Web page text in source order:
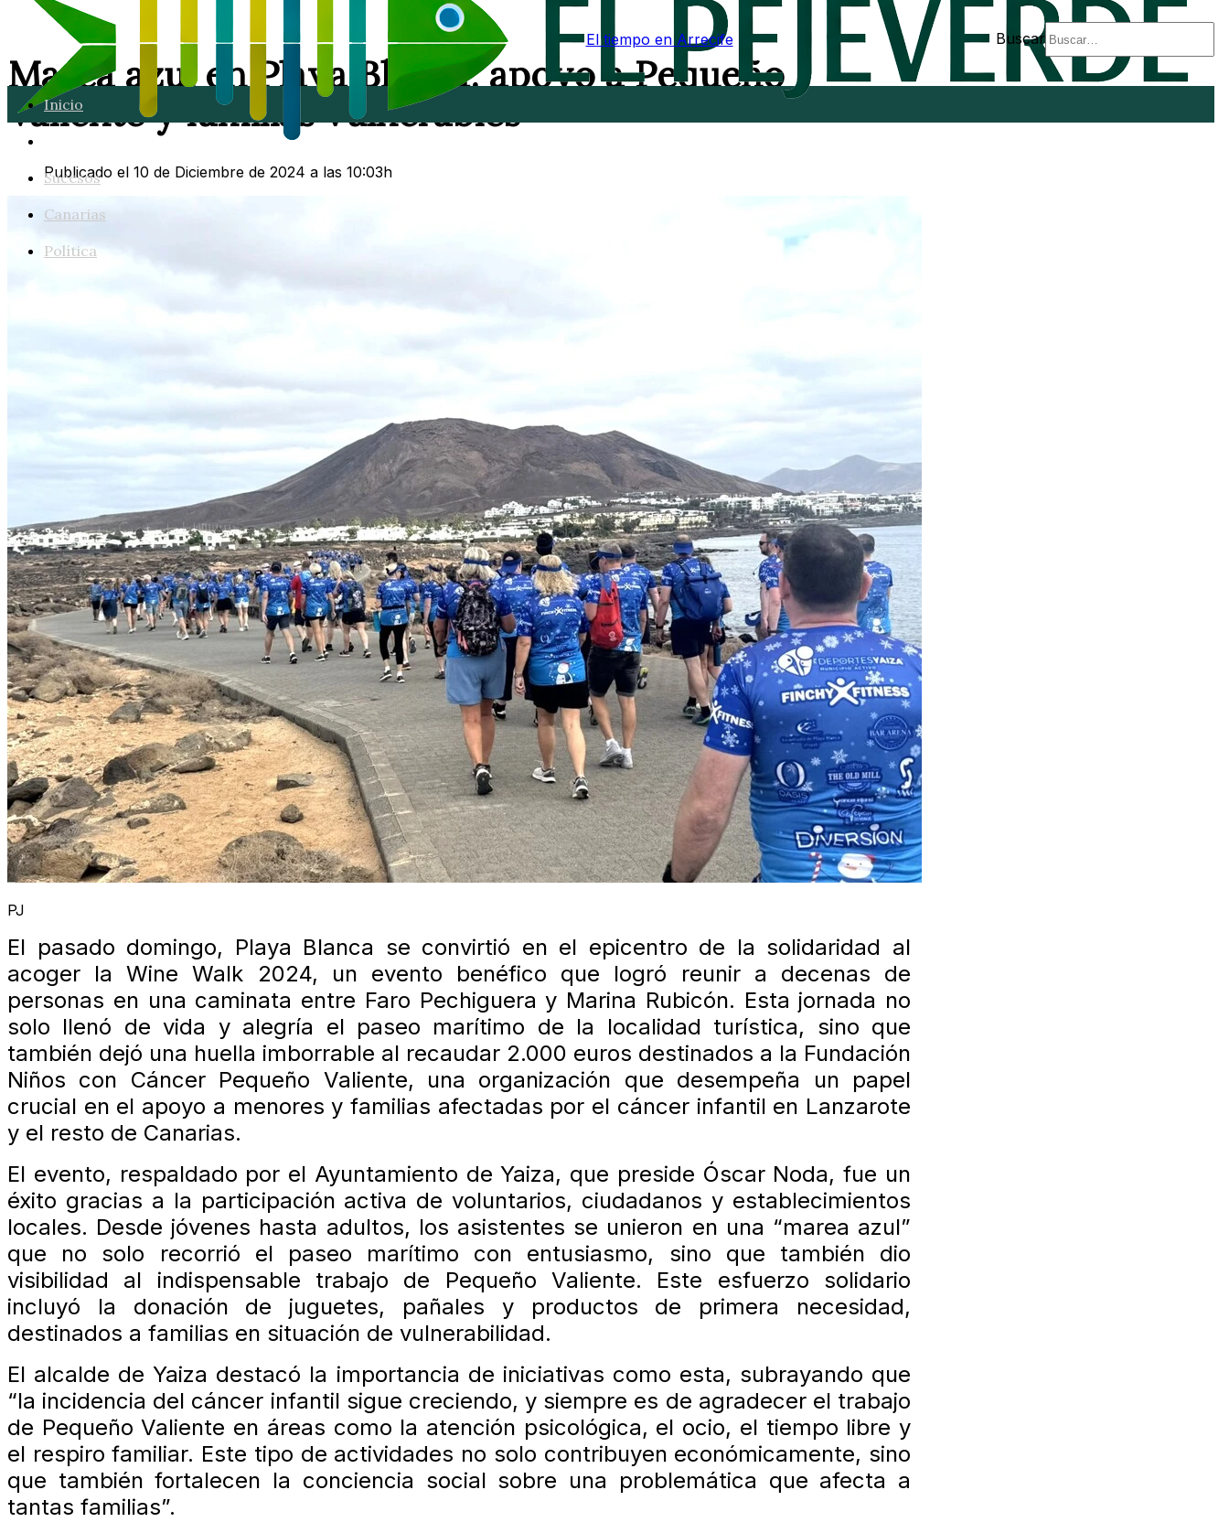
El tiempo en Arrecife Buscar
Inicio
Sucesos
Canarias
Política
Marea azul en Playa Blanca: apoyo a Pequeño
Valiente y familias vulnerables
Publicado el 10 de Diciembre de 2024 a las 10:03h
PJ
El pasado domingo, Playa Blanca se convirtió en el epicentro de la solidaridad al
acoger la Wine Walk 2024, un evento benéfico que logró reunir a decenas de
personas en una caminata entre Faro Pechiguera y Marina Rubicón. Esta jornada no
solo llenó de vida y alegría el paseo marítimo de la localidad turística, sino que
también dejó una huella imborrable al recaudar 2.000 euros destinados a la Fundación
Niños con Cáncer Pequeño Valiente, una organización que desempeña un papel
crucial en el apoyo a menores y familias afectadas por el cáncer infantil en Lanzarote
y el resto de Canarias.
El evento, respaldado por el Ayuntamiento de Yaiza, que preside Óscar Noda, fue un
éxito gracias a la participación activa de voluntarios, ciudadanos y establecimientos
locales. Desde jóvenes hasta adultos, los asistentes se unieron en una “marea azul”
que no solo recorrió el paseo marítimo con entusiasmo, sino que también dio
visibilidad al indispensable trabajo de Pequeño Valiente. Este esfuerzo solidario
incluyó la donación de juguetes, pañales y productos de primera necesidad,
destinados a familias en situación de vulnerabilidad.
El alcalde de Yaiza destacó la importancia de iniciativas como esta, subrayando que
“la incidencia del cáncer infantil sigue creciendo, y siempre es de agradecer el trabajo
de Pequeño Valiente en áreas como la atención psicológica, el ocio, el tiempo libre y
el respiro familiar. Este tipo de actividades no solo contribuyen económicamente, sino
que también fortalecen la conciencia social sobre una problemática que afecta a
tantas familias”.